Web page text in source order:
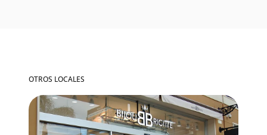
OTROS LOCALES